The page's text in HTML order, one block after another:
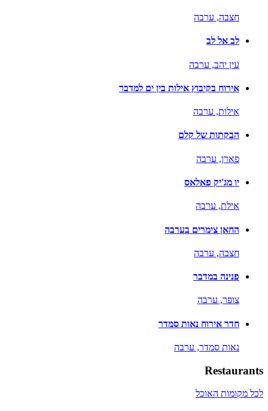
חצבה, ערבה
לב אל לב
עין יהב, ערבה
אירוח בקיבוץ אילות בין ים למדבר
אילות, ערבה
הבקתות של קלם
פארן, ערבה
יו מג'יק פאלאס
אילת, ערבה
החאן צימרים בערבה
חצבה, ערבה
פנינה במדבר
צופר, ערבה
חדר אירוח נאות סמדר
נאות סמדר, ערבה
Restaurants
לכל מקומות האוכל